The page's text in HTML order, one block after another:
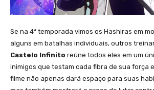
Se na 4ª temporada vimos os Hashiras em
alguns em batalhas individuais, outros
Castelo Infinito reúne todos eles em um
inimigos que testam cada fibra de sua força
filme não apenas dará espaço para suas